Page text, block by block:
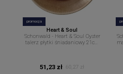
promocja
Heart & Soul
Schonwald - Heart & Soul Oyster
talerz płytki śniadaniowy 21cm
51,23 zł 60,27 zł